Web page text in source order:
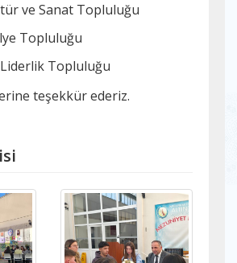
ve Sanat Topluluğu
Topluluğu
Topluluğu
teşekkür ederiz.